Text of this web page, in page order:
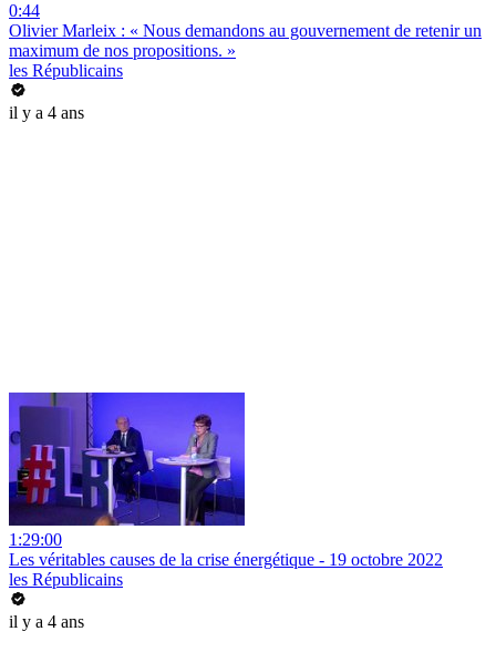
0:44
Olivier Marleix : « Nous demandons au gouvernement de retenir un
maximum de nos propositions. »
les Républicains
il y a 4 ans
1:29:00
Les véritables causes de la crise énergétique - 19 octobre 2022
les Républicains
il y a 4 ans